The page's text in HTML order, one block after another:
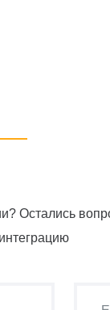
Остались